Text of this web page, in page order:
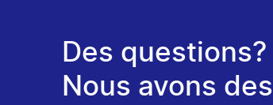
Des questions?
Nous avons des